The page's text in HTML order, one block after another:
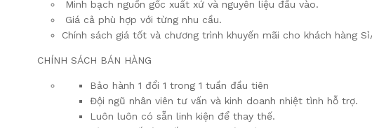
Minh bạch nguồn gốc xuất xứ và nguyên liệu đầu vào.
Giá cả phù hợp với từng nhu cầu.
Chính sách giá tốt và chương trình khuyến mãi cho khách hàng
CHÍNH SÁCH BÁN HÀNG
Bảo hành 1 đổi 1 trong 1 tuần đầu tiên
Đội ngũ nhân viên tư vấn và kinh doanh nhiệt tình hỗ trợ.
Luôn luôn có sẵn linh kiện để thay thế.